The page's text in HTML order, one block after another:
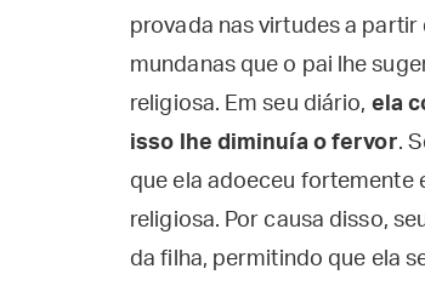
provada nas virtudes a
mundanas que o pai lhe
religiosa. Em seu diário, ela
isso lhe diminuía o fervor.
que ela adoeceu fortemente
religiosa. Por causa disso,
da filha, permitindo que ela